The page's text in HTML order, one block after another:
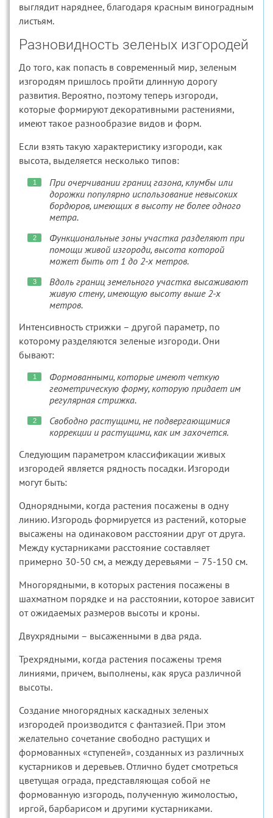
выглядит наряднее, благодаря красным виноградным
листьям.
Разновидность зеленых изгородей
До того, как попасть в современный мир, зеленым
изгородям пришлось пройти длинную дорогу
развития. Вероятно, поэтому теперь изгороди,
которые формируют декоративными растениями,
имеют такое разнообразие видов и форм.
Если взять такую характеристику изгороди, как
высота, выделяется несколько типов:
При очерчивании границ газона, клумбы или
дорожки популярно использование невысоких
бордюров, имеющих в высоту не более одного
метра.
Функциональные зоны участка разделяют при
помощи живой изгороди, высота которой
может быть от 1 до 2-х метров.
Вдоль границ земельного участка высаживают
живую стену, имеющую высоту выше 2-х
метров.
Интенсивность стрижки – другой параметр, по
которому разделяются зеленые изгороди. Они
бывают:
Формованными, которые имеют четкую
геометрическую форму, которую придает им
регулярная стрижка.
Свободно растущими, не подвергающимися
коррекции и растущими, как им захочется.
Следующим параметром классификации живых
изгородей является рядность посадки. Изгороди
могут быть:
Однорядными, когда растения посажены в одну
линию. Изгородь формируется из растений, которые
высажены на одинаковом расстоянии друг от друга.
Между кустарниками расстояние составляет
примерно 30-50 см, а между деревьями – 75-150 см.
Многорядными, в которых растения посажены в
шахматном порядке и на расстоянии, которое зависит
от ожидаемых размеров высоты и кроны.
Двухрядными – высаженными в два ряда.
Трехрядными, когда растения посажены тремя
линиями, причем, выполнены, как яруса различной
высоты.
Создание многорядных каскадных зеленых
изгородей производится с фантазией. При этом
желательно сочетание свободно растущих и
формованных «ступеней», созданных из различных
кустарников и деревьев. Отлично будет смотреться
цветущая ограда, представляющая собой не
формованную изгородь, полученную жимолостью,
иргой, барбарисом и другими кустарниками.